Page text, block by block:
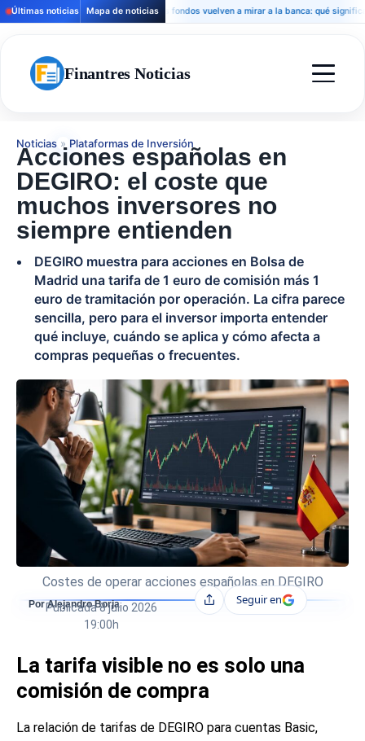
Últimas noticias Mapa de noticiasLos fondos vuelven a mirar a la banca: qué significa
Finantres Noticias
Noticias » Plataformas de Inversión
Acciones españolas en
DEGIRO: el coste que
muchos inversores no
siempre entienden
DEGIRO muestra para acciones en Bolsa de
Madrid una tarifa de 1 euro de comisión más 1
euro de tramitación por operación. La cifra parece
sencilla, pero para el inversor importa entender
qué incluye, cuándo se aplica y cómo afecta a
compras pequeñas o frecuentes.
Costes de operar acciones españolas en DEGIRO
Por Alejandro Borja
Publicada8 julio 2026
19:00h
CompartirSeguir en
La tarifa visible no es solo una
comisión de compra
La relación de tarifas de DEGIRO para cuentas Basic,